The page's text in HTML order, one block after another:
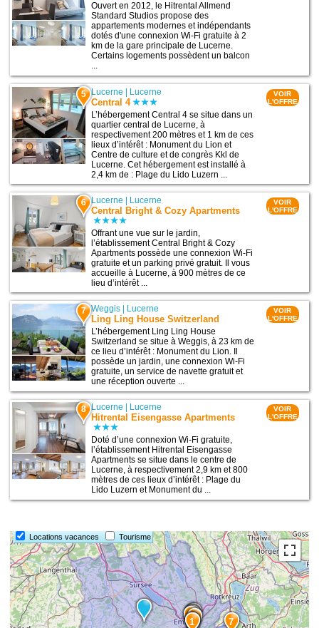
Ouvert en 2012, le Hitrental Allmend
Standard Studios propose des
appartements modernes et indépendants
dotés d'une connexion Wi-Fi gratuite à 2
km de la gare principale de Lucerne.
Certains logements possèdent un balcon
...
5 Lucerne | Lucerne
Central 4
L’hébergement Central 4 se situe dans un
quartier central de Lucerne, à
respectivement 200 mètres et 1 km de ces
lieux d’intérêt : Monument du Lion et
Centre de culture et de congrès Kkl de
Lucerne. Cet hébergement est installé à
2,4 km de : Plage du Lido Luzern ...
VOIR
L'OFFRE
6 Lucerne | Lucerne
Central Bright & Cozy Apartments
Offrant une vue sur le jardin,
l’établissement Central Bright & Cozy
Apartments possède une connexion Wi-Fi
gratuite et un parking privé gratuit. Il vous
accueille à Lucerne, à 900 mètres de ce
lieu d’intérêt ...
VOIR
L'OFFRE
7 Weggis Lucerne
Ling Ling House Switzerland
L’hébergement Ling Ling House
Switzerland se situe à Weggis, à 23 km de
ce lieu d’intérêt : Monument du Lion. Il
possède un jardin, une connexion Wi-Fi
gratuite, un service de navette gratuit et
une réception ouverte ...
VOIR
L'OFFRE
8 Lucerne Lucerne
Hitrental Eisengasse Apartments
Doté d’une connexion Wi-Fi gratuite,
l’établissement Hitrental Eisengasse
Apartments se situe dans le centre de
Lucerne, à respectivement 2,9 km et 800
mètres de ces lieux d’intérêt : Plage du
Lido Luzern et Monument du ...
VOIR
L'OFFRE
Locations vacances Tourisme
8
7
65
43
2
1